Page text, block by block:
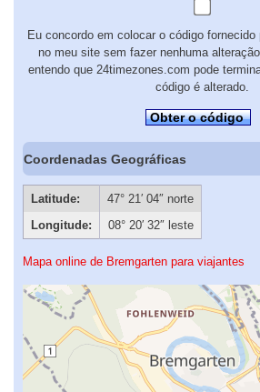
Eu concordo em colocar o código
no meu site sem fazer nenhuma
entendo que 24timezones.com pode
código é alterado.
Obter o código
Coordenadas Geográficas
Latitude:
47° 21′ 04″ norte
Longitude:
08° 20′ 32″ leste
Mapa online de Bremgarten para viajantes